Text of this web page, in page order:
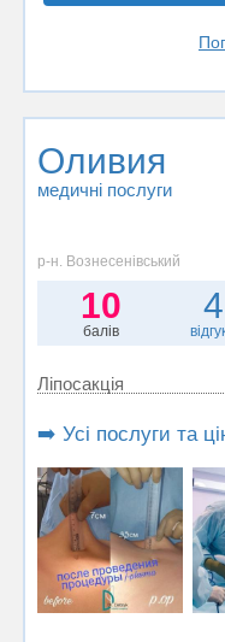
Оливия
медичні послуги
р-н. Вознесенівський
10
балів
4
Ліпосакція
➡️ Усі послуги та